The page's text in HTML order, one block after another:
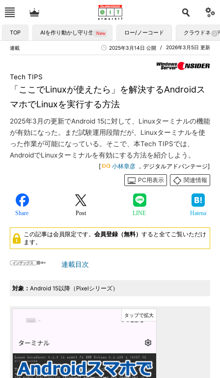
TOP AIを作り動かし守り生かす ロー/ノーコード クラウドネイ
連載 2026年3月5日 更新
2025年3月14日 公開
「ここでLinuxが使えたら」を解決するAndroidス
マホでLinuxを実行する方法
Tech TIPS
2025年3月の更新でAndroid 15に対して、Linuxターミナルの機能
が有効になった。まだ試験運用段階だが、Linuxターミナルを使
った作業が可能になっている。そこで、本Tech TIPSでは、
AndroidでLinuxターミナルを有効にする方法を紹介しよう。
[ 小林章彦 ，デジタルアドバンテージ]
PC用表示
関連情報
Share Post LINE Hatena
この記事は会員限定です。 会員登録（無料） すると全てご覧いただけ
ます。
連載目次
対象： Android 15以降（Pixelシリーズ）